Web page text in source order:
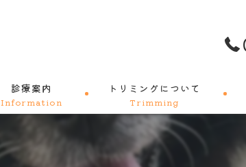
診療案内
Information
トリミングについて
Trimming
料金メニュー